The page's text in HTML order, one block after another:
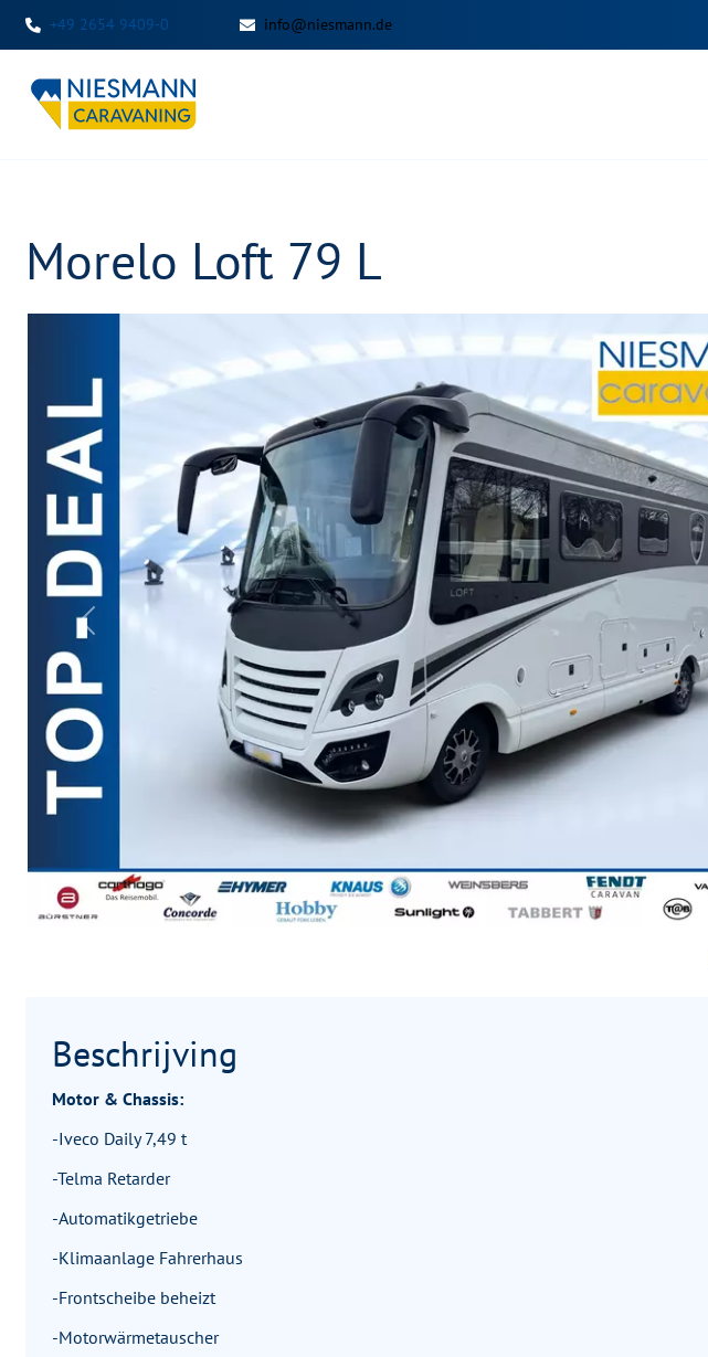
+49 2654 9409-0 info@niesmann.de
Morelo Loft 79 L
Previous
Beschrijving
Motor & Chassis:
-Iveco Daily 7,49 t
-Telma Retarder
-Automatikgetriebe
-Klimaanlage Fahrerhaus
-Frontscheibe beheizt
-Motorwärmetauscher